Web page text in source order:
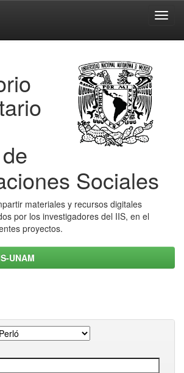
Sociales
materiales y recursos digitales
por los investigadores del IIS, en el
proyectos.
UNAM